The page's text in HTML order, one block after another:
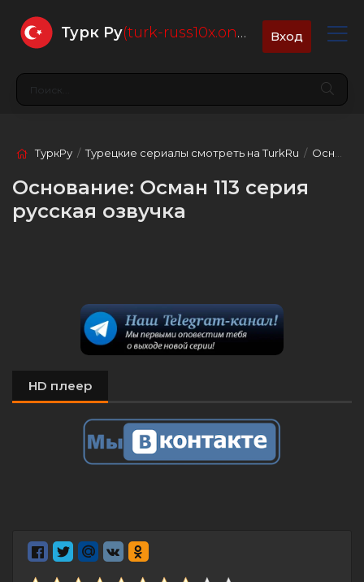
Турк Ру(turk-russ10x.online) Вход
ТуркРу /Турецкие сериалы смотреть на TurkRu / Основание: Осман
Основание: Осман 113 серия
русская озвучка
HD плеер